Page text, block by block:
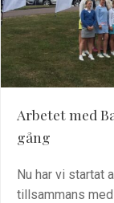
Arbetet med
gång
Nu har vi startat
tillsammans